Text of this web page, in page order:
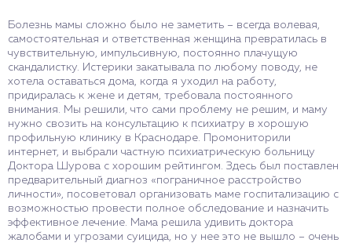
Болезнь мамы сложно было не заметить – всегда волевая,
самостоятельная и ответственная женщина превратилась в
чувствительную, импульсивную, постоянно плачущую
скандалистку. Истерики закатывала по любому поводу, не
хотела оставаться дома, когда я уходил на работу,
придиралась к жене и детям, требовала постоянного
внимания. Мы решили, что сами проблему не решим, и маму
нужно свозить на консультацию к психиатру в хорошую
профильную клинику в Краснодаре. Промониторили
интернет, и выбрали частную психиатрическую больницу
Доктора Шурова с хорошим рейтингом. Здесь был поставлен
предварительный диагноз «пограничное расстройство
личности», посоветовал организовать маме госпитализацию с
возможностью провести полное обследование и назначить
эффективное лечение. Мама решила удивить доктора
жалобами и угрозами суицида, но у нее это не вышло – очень